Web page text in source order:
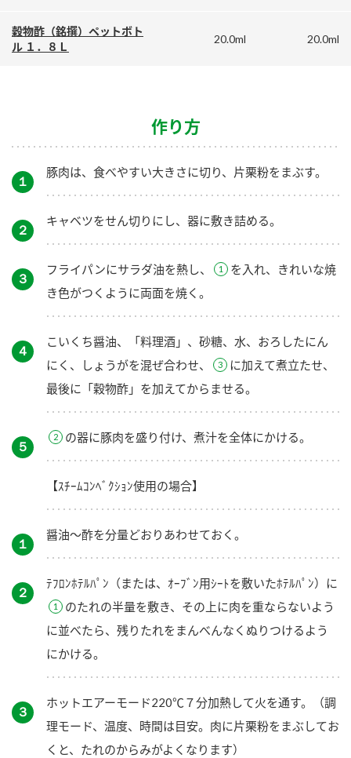
穀物酢（銘撰）ペットボト
ル １．８Ｌ
20.0ml 20.0ml
作り方
１
豚肉は、食べやすい大きさに切り、片栗粉をまぶす。
２
キャベツをせん切りにし、器に敷き詰める。
３
フライパンにサラダ油を熱し、
を入れ、きれいな焼
き色がつくように両面を焼く。
４
こいくち醤油、「料理酒」、砂糖、水、おろしたにん
にく、しょうがを混ぜ合わせ、
に加えて煮立たせ、
最後に「穀物酢」を加えてからませる。
５
の器に豚肉を盛り付け、煮汁を全体にかける。
【ｽﾁｰﾑｺﾝﾍﾞｸｼｮﾝ使用の場合】
１
醤油～酢を分量どおりあわせておく。
２
ﾃﾌﾛﾝﾎﾃﾙﾊﾟﾝ（または、ｵｰﾌﾞﾝ用ｼｰﾄを敷いたﾎﾃﾙﾊﾟﾝ）に
のたれの半量を敷き、その上に肉を重ならないよう
に並べたら、残りたれをまんべんなくぬりつけるよう
にかける。
３
ホットエアーモード220℃７分加熱して火を通す。（調
理モード、温度、時間は目安。肉に片栗粉をまぶしてお
くと、たれのからみがよくなります）